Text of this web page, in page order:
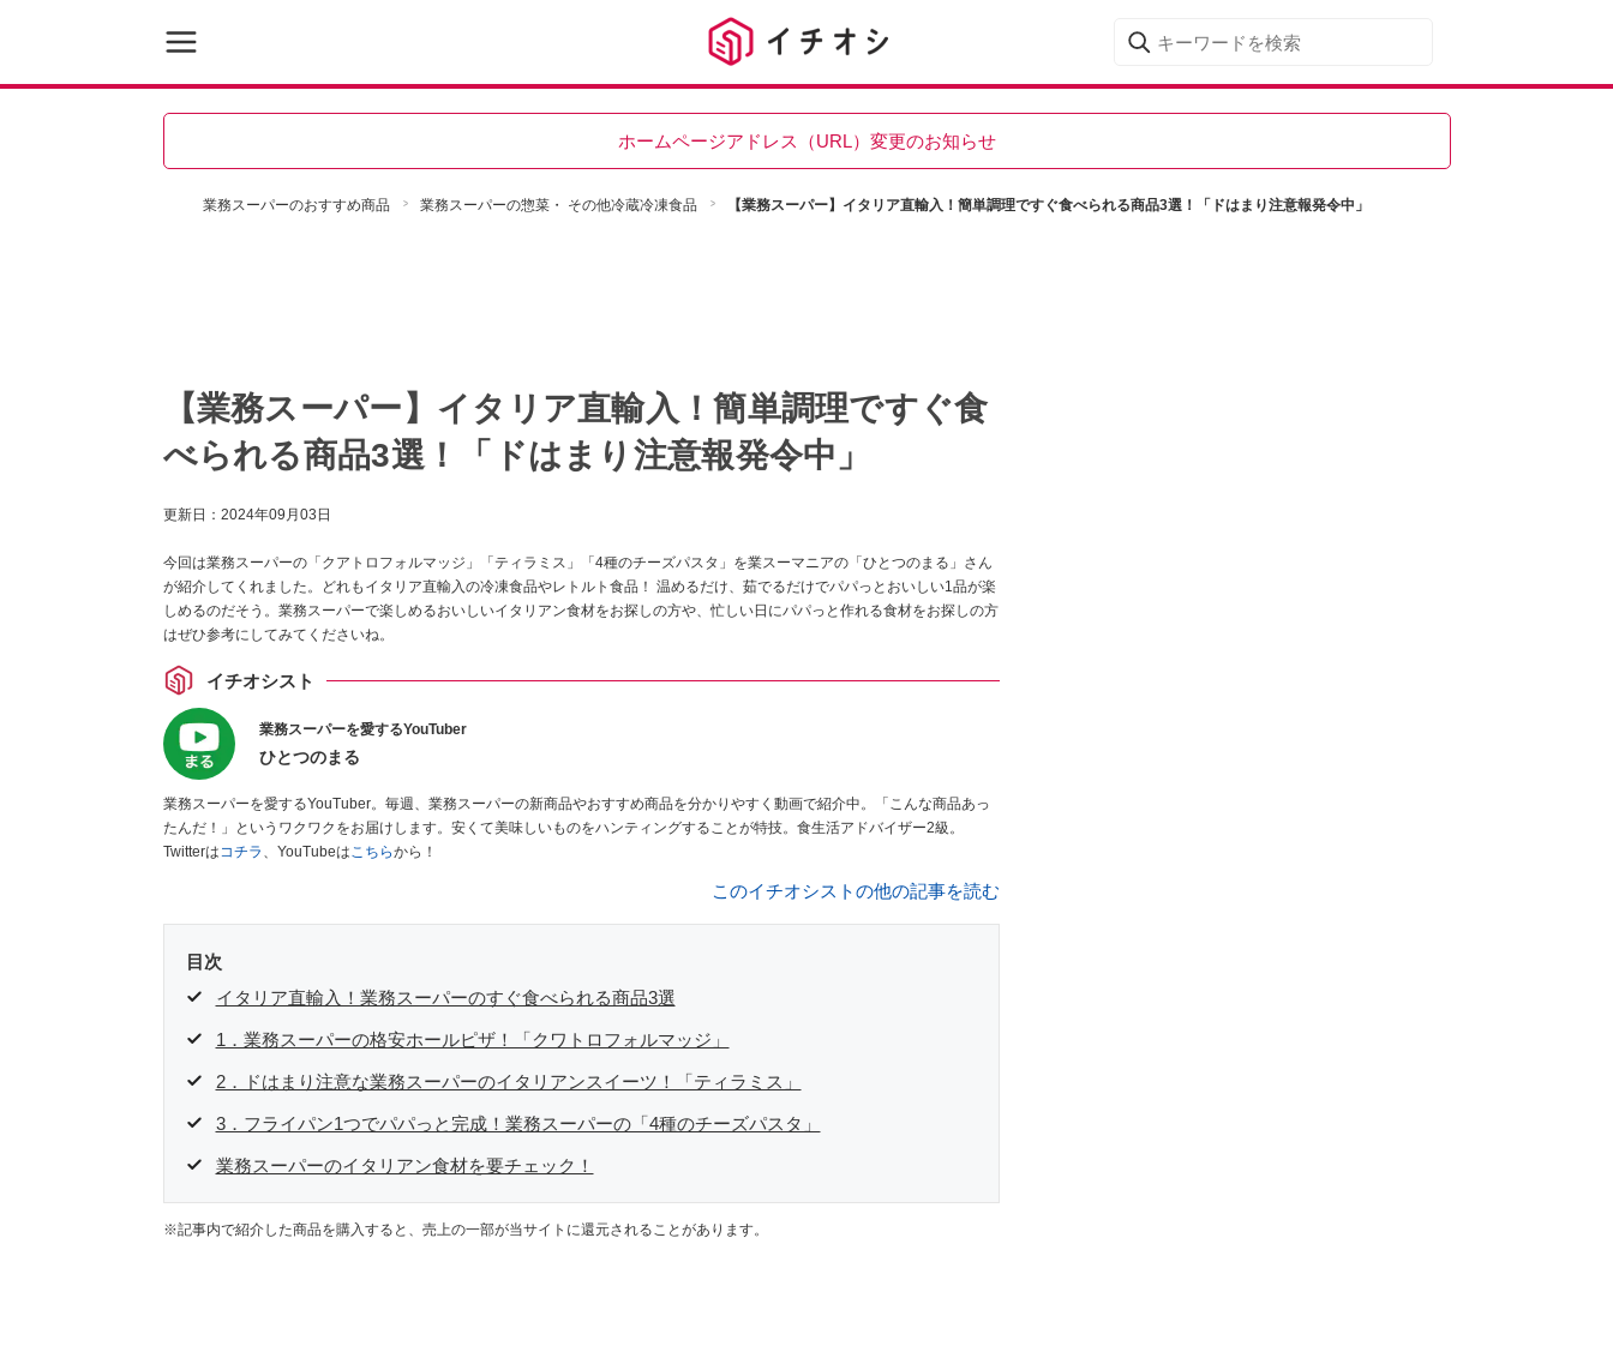
ホームページアドレス（URL）変更のお知らせ
業務スーパーのおすすめ商品 業務スーパーの惣菜・ その他冷蔵冷凍食品 【業務スーパー】イタリア直輸入！簡単調理ですぐ食べられる商品3選！「ドはまり注意報発令中」
【業務スーパー】イタリア直輸入！簡単調理ですぐ食
べられる商品3選！「ドはまり注意報発令中」
更新日： 2024年09月03日
今回は業務スーパーの「クアトロフォルマッジ」「ティラミス」「4種のチーズパスタ」を業スーマニアの「ひとつのまる」さん
が紹介してくれました。どれもイタリア直輸入の冷凍食品やレトルト食品！ 温めるだけ、茹でるだけでパパっとおいしい1品が楽
しめるのだそう。業務スーパーで楽しめるおいしいイタリアン食材をお探しの方や、忙しい日にパパっと作れる食材をお探しの方
はぜひ参考にしてみてくださいね。
イチオシスト
業務スーパーを愛するYouTuber
ひとつのまる
業務スーパーを愛するYouTuber。毎週、業務スーパーの新商品やおすすめ商品を分かりやすく動画で紹介中。「こんな商品あっ
たんだ！」というワクワクをお届けします。安くて美味しいものをハンティングすることが特技。食生活アドバイザー2級。
Twitterはコチラ 、YouTubeはこちらから！
このイチオシストの他の記事を読む
目次
イタリア直輸入！業務スーパーのすぐ食べられる商品3選
1．業務スーパーの格安ホールピザ！「クワトロフォルマッジ」
2．ドはまり注意な業務スーパーのイタリアンスイーツ！「ティラミス」
3．フライパン1つでパパっと完成！業務スーパーの「4種のチーズパスタ」
業務スーパーのイタリアン食材を要チェック！
※記事内で紹介した商品を購入すると、売上の一部が当サイトに還元されることがあります。